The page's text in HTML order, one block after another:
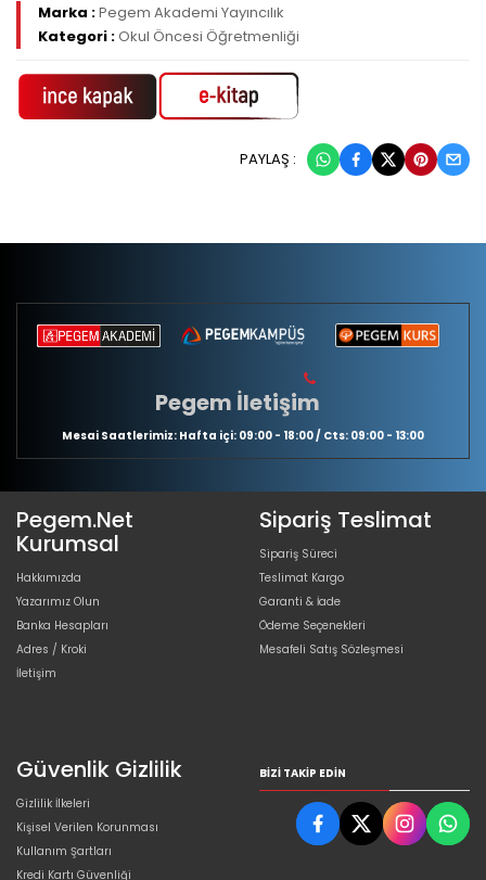
Marka :Pegem Akademi Yayıncılık
Kategori :Okul Öncesi Öğretmenliği
PAYLAŞ :
Pegem İletişim
Mesai Saatlerimiz: Hafta içi: 09:00 - 18:00 / Cts: 09:00 - 13:00
Pegem.Net
Kurumsal
Hakkımızda
Yazarımız Olun
Banka Hesapları
Adres / Kroki
İletişim
Sipariş Teslimat
Sipariş Süreci
Teslimat Kargo
Garanti & İade
Ödeme Seçenekleri
Mesafeli Satış Sözleşmesi
Güvenlik Gizlilik
Gizlilik İlkeleri
Kişisel Verilen Korunması
Kullanım Şartları
Kredi Kartı Güvenliği
BIZI TAKIP EDIN